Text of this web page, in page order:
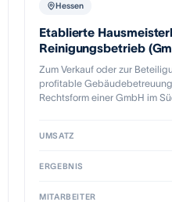
Hessen
Etablierte
Reinigungsbetrieb
Zum Verkauf oder zur
profitable
Rechtsform einer GmbH im
Hausverwaltungen und
Leistungsspektrum umfasst
liegt bei rund 500.000 bis
UMSATZ
ERGEBNIS
MITARBEITER